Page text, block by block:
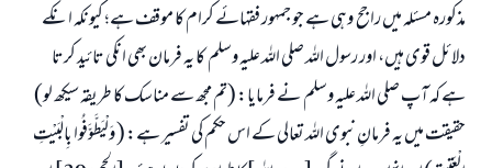
مذکورہ مسئلہ میں راجح وہی ہے جو جمہور فقہائے کرام کا موقف ہے؛ کیونکہ انکے
دلائل قوی ہیں، اور رسول اللہ صلی اللہ علیہ وسلم کا یہ فرمان بھی انکی تائید کرتا
ہے کہ آپ صلی اللہ علیہ وسلم نے فرمایا: (تم مجھ سے مناسک کا طریقہ سیکھ لو)
حقیقت میں یہ فرمانِ نبوی اللہ تعالی کے اس حکم کی تفسیر ہے: ( وَلْيَطَّوَّفُوا بِالْبَيْتِ